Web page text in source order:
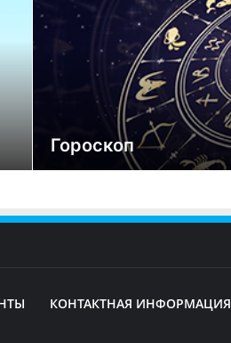
Гороскоп
КОНТАКТНАЯ ИНФОРМАЦИЯ